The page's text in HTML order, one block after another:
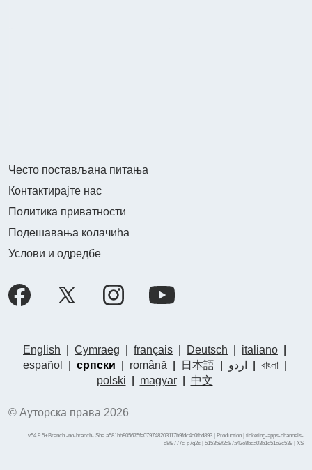
Често постављана питања
Контактирајте нас
Политика приватности
Подешавања колачића
Услови и одредбе
English Cymraeg français Deutsch italiano
español
српски română 日本語| اردو বাংলা|
polski
magyar| 中文
© Ауторска права 2026
v54.9.5+Branch.-no-branch-.Sha.a581bb805675fa079748203117b9fdc4c0fbd893 | Production | ticketing-apps-channels-
c8f9777c-p7q2s | 515359f2a87a42e8bda03b1d51e3c539 | XS